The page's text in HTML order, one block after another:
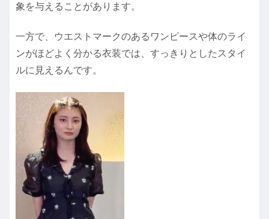
象を与えることがあります。
一方で、ウエストマークのあるワンピースや体のライ
ンがほどよく分かる衣装では、すっきりとしたスタイ
ルに見えるんです。